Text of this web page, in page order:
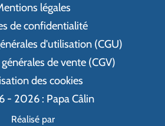
légales
de confidentialité
d'utilisation (CGU)
de vente (CGV)
des cookies
- 2026 : Papa Câlin
Réalisé par